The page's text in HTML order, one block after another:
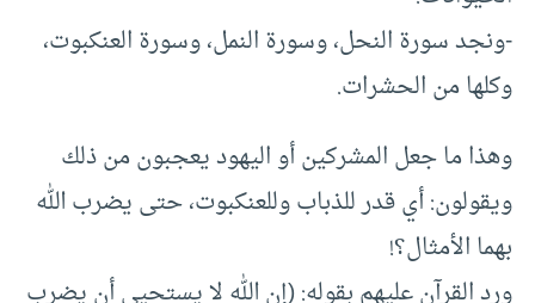
-ونجد سورة النحل، وسورة النمل، وسورة العنكبوت،
وكلها من الحشرات.
وهذا ما جعل المشركين أو اليهود يعجبون من ذلك
ويقولون: أي قدر للذباب وللعنكبوت، حتى يضرب الله
بهما الأمثال؟!
ورد القرآن عليهم بقوله: (إن الله لا يستحيي أن يضرب